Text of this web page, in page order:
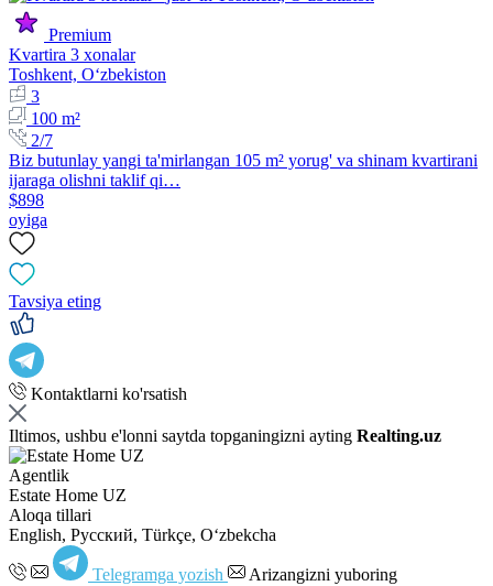
Premium
Kvartira 3 xonalar
Toshkent, Oʻzbekiston
3
100 m²
2/7
Biz butunlay yangi ta'mirlangan 105 m² yorug' va shinam kvartirani
ijaraga olishni taklif qi…
$898
oyiga
Tavsiya eting
Kontaktlarni ko'rsatish
Iltimos, ushbu e'lonni saytda topganingizni ayting Realting.uz
Agentlik
Estate Home UZ
Aloqa tillari
English, Русский, Türkçe, Oʻzbekcha
Telegramga yozish Arizangizni yuboring